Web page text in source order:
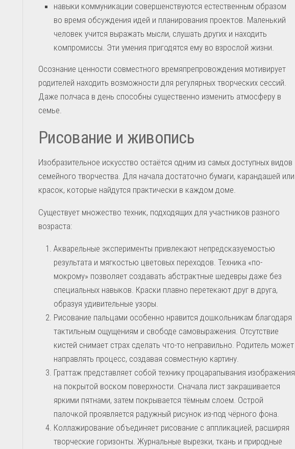
навыки коммуникации совершенствуются естественным образом
во время обсуждения идей и планирования проектов. Маленький
человек учится выражать мысли, слушать других и находить
компромиссы. Эти умения пригодятся ему во взрослой жизни.
Осознание ценности совместного времяпрепровождения мотивирует
родителей находить возможности для регулярных творческих сессий.
Даже полчаса в день способны существенно изменить атмосферу в
семье.
Рисование и живопись
Изобразительное искусство остаётся одним из самых доступных видов
семейного творчества. Для начала достаточно бумаги, карандашей или
красок, которые найдутся практически в каждом доме.
Существует множество техник, подходящих для участников разного
возраста:
Акварельные эксперименты привлекают непредсказуемостью
результата и мягкостью цветовых переходов. Техника «по-
мокрому» позволяет создавать абстрактные шедевры даже без
специальных навыков. Краски плавно перетекают друг в друга,
образуя удивительные узоры.
Рисование пальцами особенно нравится дошкольникам благодаря
тактильным ощущениям и свободе самовыражения. Отсутствие
кистей снимает страх сделать что-то неправильно. Родитель может
направлять процесс, создавая совместную картину.
Граттаж представляет собой технику процарапывания изображения
на покрытой воском поверхности. Сначала лист закрашивается
яркими пятнами, затем покрывается тёмным слоем. Острой
палочкой проявляется радужный рисунок из-под чёрного фона.
Коллажирование объединяет рисование с аппликацией, расширяя
творческие горизонты. Журнальные вырезки, ткань и природные